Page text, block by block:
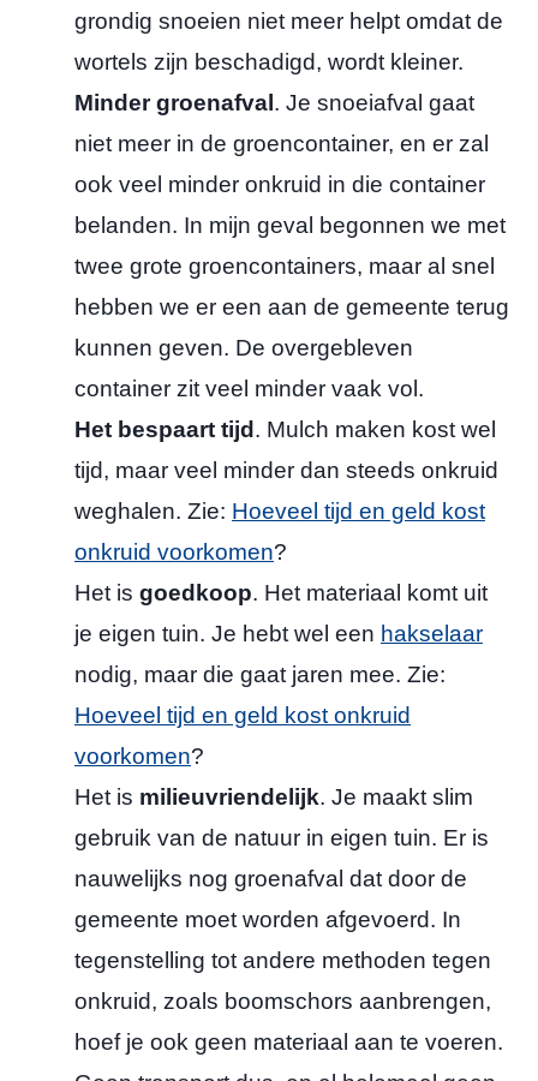
grondig snoeien niet meer helpt omdat de
wortels zijn beschadigd, wordt kleiner.
Minder groenafval . Je snoeiafval gaat
niet meer in de groencontainer, en er zal
ook veel minder onkruid in die container
belanden. In mijn geval begonnen we met
twee grote groencontainers, maar al snel
hebben we er een aan de gemeente terug
kunnen geven. De overgebleven
container zit veel minder vaak vol.
Het bespaart tijd . Mulch maken kost wel
tijd, maar veel minder dan steeds onkruid
weghalen. Zie: Hoeveel tijd en geld kost
onkruid voorkomen?
Het is goedkoop. Het materiaal komt uit
je eigen tuin. Je hebt wel een hakselaar
nodig, maar die gaat jaren mee. Zie:
Hoeveel tijd en geld kost onkruid
voorkomen?
Het is milieuvriendelijk. Je maakt slim
gebruik van de natuur in eigen tuin. Er is
nauwelijks nog groenafval dat door de
gemeente moet worden afgevoerd. In
tegenstelling tot andere methoden tegen
onkruid, zoals boomschors aanbrengen,
hoef je ook geen materiaal aan te voeren.